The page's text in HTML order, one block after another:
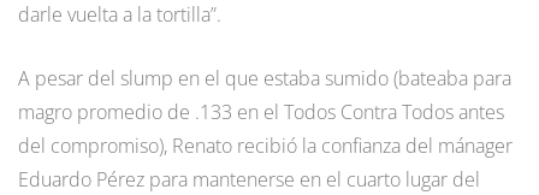
darle vuelta a la tortilla”.
A pesar del slump en el que estaba sumido (bateaba para
magro promedio de .133 en el Todos Contra Todos antes
del compromiso), Renato recibió la confianza del mánager
Eduardo Pérez para mantenerse en el cuarto lugar del